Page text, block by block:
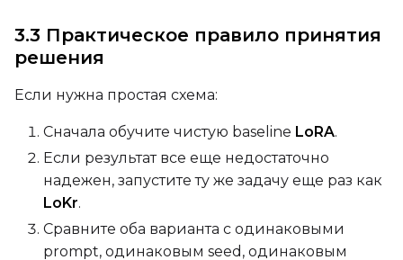
3.3 Практическое правило принятия
решения
Если нужна простая схема:
Сначала обучите чистую baseline LoRA.
Если результат все еще недостаточно
надежен, запустите ту же задачу еще раз как
LoKr.
Сравните оба варианта с одинаковыми
prompt, одинаковым seed, одинаковым